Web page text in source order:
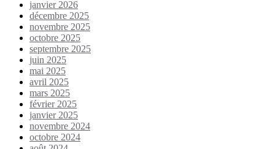
janvier 2026
décembre 2025
novembre 2025
octobre 2025
septembre 2025
juin 2025
mai 2025
avril 2025
mars 2025
février 2025
janvier 2025
novembre 2024
octobre 2024